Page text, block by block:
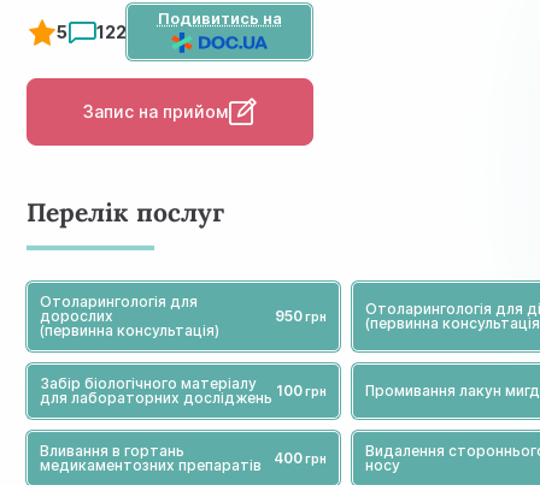
5 122
Подивитись на
Запис на прийом
Перелік послуг
Отолaрингологія для
дорослих
(первинна консультація)
950
Отоларингологія для
(первинна
Забір біологічного матеріалу
для лабораторних досліджень 100 Промивання лакун
Вливання в гортань
медикаментозних препаратів
400
Видалення стороннього
носу